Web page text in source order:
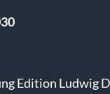
Edition Ludwig